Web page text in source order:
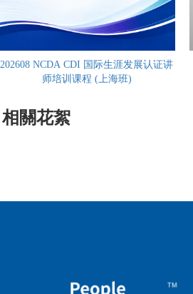
202608 NCDA CDI 国际生涯发展认证讲
师培训课程 (上海班)
相關花絮